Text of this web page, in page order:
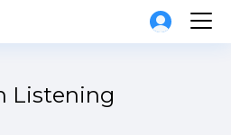
Listening